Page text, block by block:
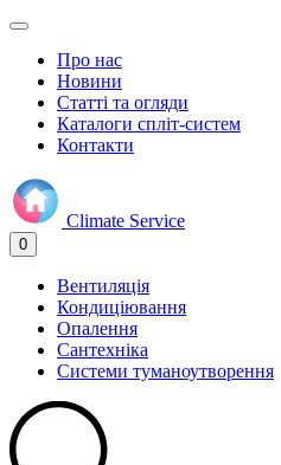
Про нас
Новини
Статті та огляди
Каталоги спліт-систем
Контакти
Climate Service
0
Вентиляція
Кондиціювання
Опалення
Сантехніка
Системи туманоутворення